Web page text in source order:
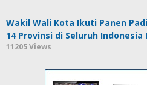
Wakil Wali Kota Ikuti Panen
14 Provinsi di Seluruh Indonesia
11205 Views